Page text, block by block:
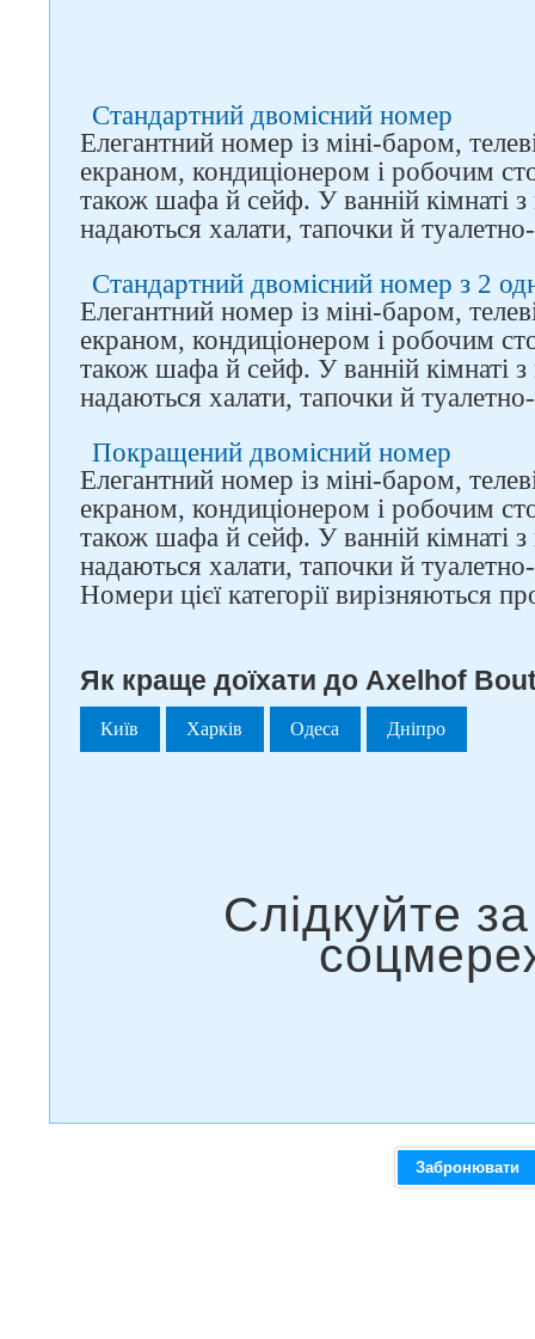
Стандартний двомісний номер
Елегантний номер із міні-баром,
екраном, кондиціонером і робочим
також шафа й сейф. У ванній кімнаті з
надаються халати, тапочки й
Стандартний двомісний номер з 2
Елегантний номер із міні-баром,
екраном, кондиціонером і робочим
також шафа й сейф. У ванній кімнаті з
надаються халати, тапочки й
Покращений двомісний номер
Елегантний номер із міні-баром,
екраном, кондиціонером і робочим
також шафа й сейф. У ванній кімнаті з
надаються халати, тапочки й
Номери цієї категорії вирізняються
Як краще доїхати до Axelhof
Київ Харків Одеса Дніпро
Забронювати